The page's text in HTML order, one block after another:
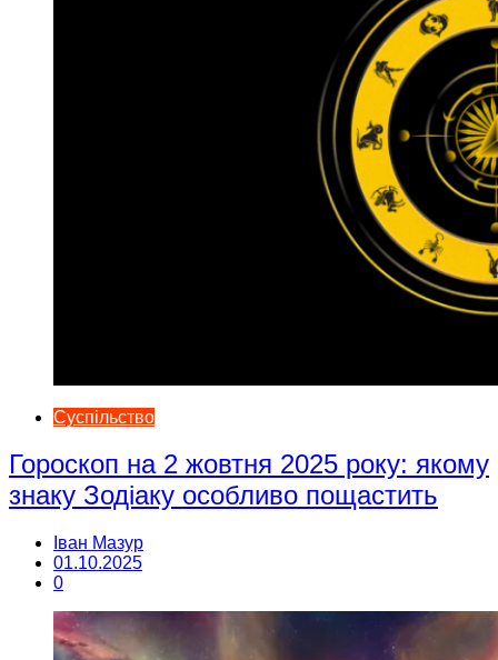
Суспільство
Гороскоп на 2 жовтня 2025 року: якому
знаку Зодіаку особливо пощастить
Іван Мазур
01.10.2025
0